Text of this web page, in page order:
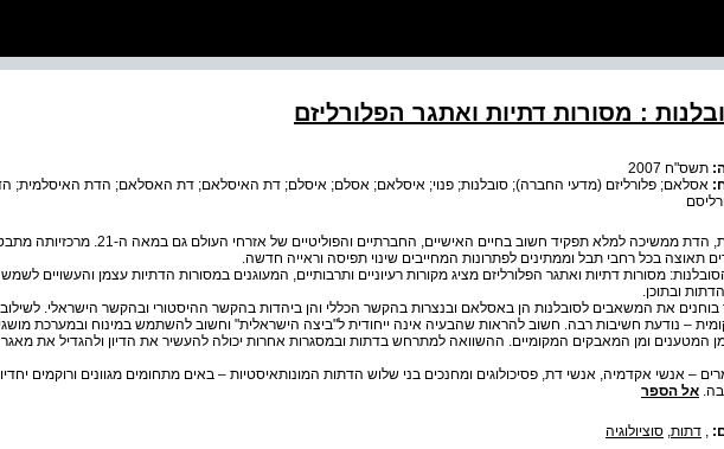
: מסורות דתיות ואתגר הפלורליזם
תשס"ח 2007
אסלאם; פלורליזם (מדעי החברה); סובלנות; פנוי; איסלאם; אסלם; איסלם; דת האיסלאם; דת האסלאם; הדת האיסלמית;
בניגוד לציפיות, הדת ממשיכה למלא תפקיד חשוב בחיים האישיים,
תאוצה בכל רחבי תבל וממתינים לפתרונות המחייבים שינוי תפיסה וראייה חדשה.
מסורות דתיות ואתגר הפלורליזם מציג מקורות רעיוניים ותרבותיים, המעוגנים במסורות הדתיות עצמן והעשויים
ובתוכן.
את המשאבים לסובלנות הן באסלאם ובנצרות בהקשר הכללי והן ביהדות בהקשר ההיסטורי ובהקשר הישראלי. לשילוב
– נודעת חשיבות רבה. חשוב להראות שהבעיה אינה ייחודית ל"ביצה הישראלית" וחשוב להשתמש במינוח ובמערכת
המטענים ומן המאבקים המקומיים. ההשוואה למתרחש בדתות ובמסגרות אחרות יכולה להעשיר את הדיון ולהגדיל את מאגר
– אנשי אקדמיה, אנשי דת, פסיכולוגים ומחנכים בני שלוש הדתות המונותאיסטיות – באים מתחומים מגוונים ורוקמים יחדיו
אל הספר
דתות סוציולוגיה